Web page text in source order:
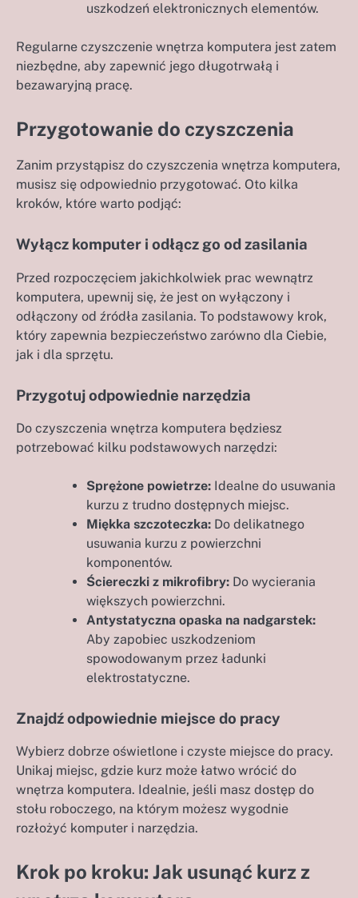
uszkodzeń elektronicznych elementów.
Regularne czyszczenie wnętrza komputera jest zatem
niezbędne, aby zapewnić jego długotrwałą i
bezawaryjną pracę.
Przygotowanie do czyszczenia
Zanim przystąpisz do czyszczenia wnętrza komputera,
musisz się odpowiednio przygotować. Oto kilka
kroków, które warto podjąć:
Wyłącz komputer i odłącz go od zasilania
Przed rozpoczęciem jakichkolwiek prac wewnątrz
komputera, upewnij się, że jest on wyłączony i
odłączony od źródła zasilania. To podstawowy krok,
który zapewnia bezpieczeństwo zarówno dla Ciebie,
jak i dla sprzętu.
Przygotuj odpowiednie narzędzia
Do czyszczenia wnętrza komputera będziesz
potrzebować kilku podstawowych narzędzi:
Sprężone powietrze: Idealne do usuwania
kurzu z trudno dostępnych miejsc.
Miękka szczoteczka: Do delikatnego
usuwania kurzu z powierzchni
komponentów.
Ściereczki z mikrofibry: Do wycierania
większych powierzchni.
Antystatyczna opaska na nadgarstek:
Aby zapobiec uszkodzeniom
spowodowanym przez ładunki
elektrostatyczne.
Znajdź odpowiednie miejsce do pracy
Wybierz dobrze oświetlone i czyste miejsce do pracy.
Unikaj miejsc, gdzie kurz może łatwo wrócić do
wnętrza komputera. Idealnie, jeśli masz dostęp do
stołu roboczego, na którym możesz wygodnie
rozłożyć komputer i narzędzia.
Krok po kroku: Jak usunąć kurz z